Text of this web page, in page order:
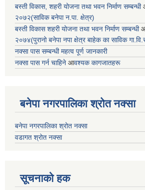
बस्ती विकास, शहरी योजना तथा भवन निर्माण सम्बन्धी
२०७२(साविक बनेपा न.पा. क्षेत्र)
बस्ती विकास शहरी योजना तथा भवन निर्माण सम्बन्धी
२०७४(पुरानो बनेपा नपा क्षेत्र बाहेक का साविक
नक्सा पास सम्बन्धी महत्व पूर्ण जानकारी
नक्सा पास गर्न चाहिने आवश्यक कागजातहरू
बनेपा नगरपालिका श्रोत नक्सा
बनेपा नगरपालिका श्रोत नक्सा
वडागत श्रोत नक्सा
सूचनाको हक